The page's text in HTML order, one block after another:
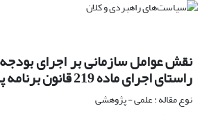
نقش عوامل سازمانی بر اجرای
راستای اجرای ماده 219 قانون برنامه پنجم توسعه*
نوع مقاله : علمی - پژوهشی